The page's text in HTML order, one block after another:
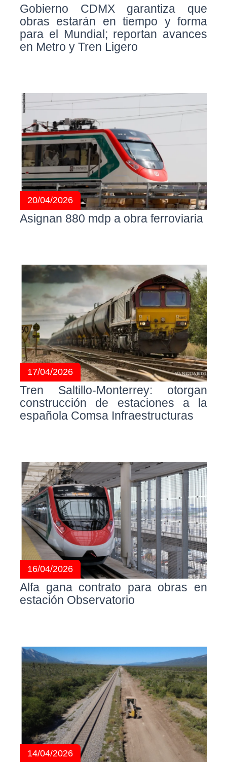
Gobierno CDMX garantiza que
obras estarán en tiempo y forma
para el Mundial; reportan avances
en Metro y Tren Ligero
20/04/2026
Asignan 880 mdp a obra ferroviaria
17/04/2026
Tren Saltillo-Monterrey: otorgan
construcción de estaciones a la
española Comsa Infraestructuras
16/04/2026
Alfa gana contrato para obras en
estación Observatorio
14/04/2026